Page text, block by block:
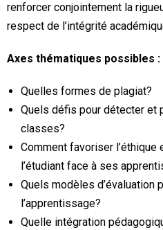
renforcer conjointement la
respect de l’intégrité
Axes thématiques possibles :
Quelles formes de plagiat?
Quels défis pour détecter et
classes?
Comment favoriser
l’étudiant face à ses
Quels modèles d’évaluation
l’apprentissage?
Quelle intégration